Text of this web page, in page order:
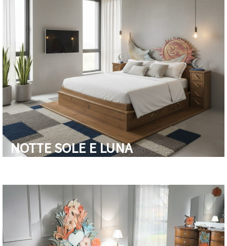
NOTTE SOLE E LUNA